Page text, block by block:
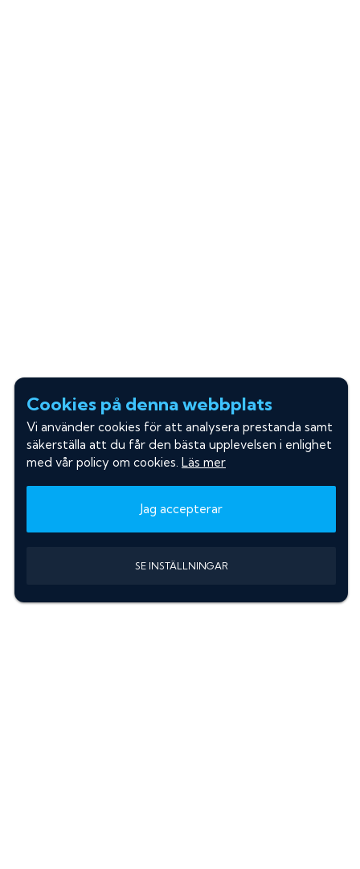
Cookies på denna webbplats
Vi använder cookies för att analysera prestanda samt
säkerställa att du får den bästa upplevelsen i enlighet
med vår policy om cookies. Läs mer
Jag accepterar
SE INSTÄLLNINGAR